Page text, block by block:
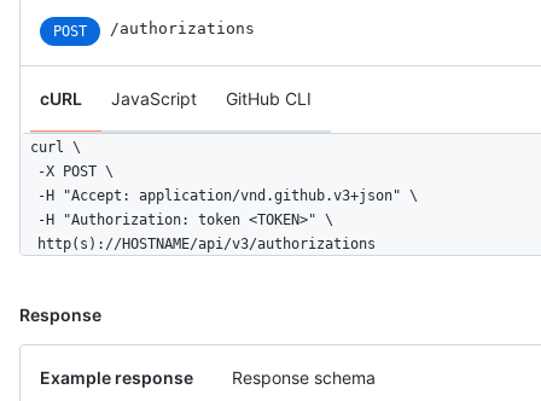
POST /authorizations
cURL JavaScript GitHub CLI
curl \
  -X POST \
  -H "Accept: application/vnd.github.v3+json" \
  -H "Authorization: token <TOKEN>" \
  http(s)://HOSTNAME/api/v3/authorizations
Response
Example response Response schema